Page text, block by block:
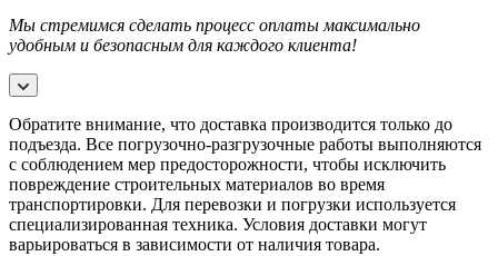
Мы стремимся сделать процесс оплаты максимально
удобным и безопасным для каждого клиента!
Обратите внимание, что доставка производится только до
подъезда. Все погрузочно-разгрузочные работы выполняются
с соблюдением мер предосторожности, чтобы исключить
повреждение строительных материалов во время
транспортировки. Для перевозки и погрузки используется
специализированная техника. Условия доставки могут
варьироваться в зависимости от наличия товара.